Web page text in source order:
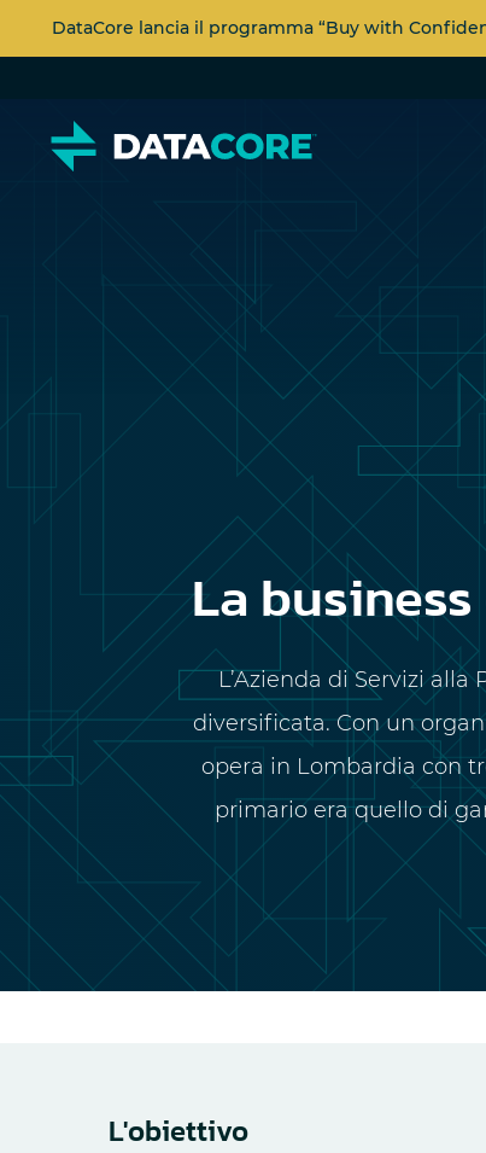
DataCore lancia il programma “Buy with
La
L’Azienda di Servizi
diversificata. Con un
opera in Lombardia con
primario era quello di
L'obiettivo